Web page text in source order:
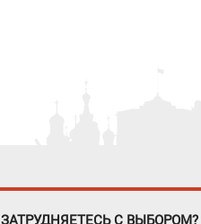
ЗАТРУДНЯЕТЕСЬ С ВЫБОРОМ?